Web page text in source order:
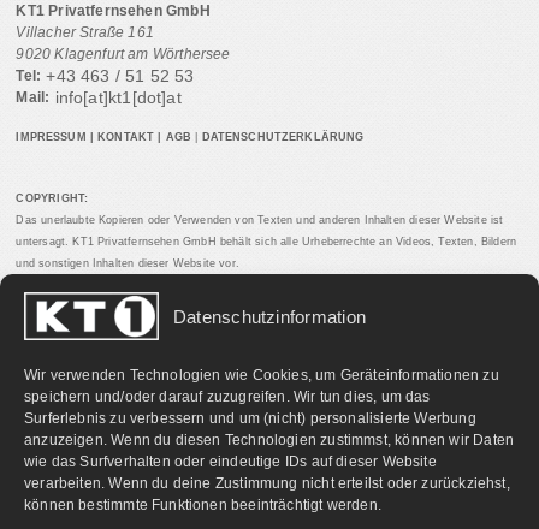
Datenschutzinformation
Wir verwenden Technologien wie Cookies, um Geräteinformationen zu
speichern und/oder darauf zuzugreifen. Wir tun dies, um das
Surferlebnis zu verbessern und um (nicht) personalisierte Werbung
anzuzeigen. Wenn du diesen Technologien zustimmst, können wir Daten
wie das Surfverhalten oder eindeutige IDs auf dieser Website
verarbeiten. Wenn du deine Zustimmung nicht erteilst oder zurückziehst,
können bestimmte Funktionen beeinträchtigt werden.
KT1 Privatfernsehen GmbH
Villacher Straße 161
9020 Klagenfurt am Wörthersee
Tel: +43 463 / 51 52 53
Mail: info[at]kt1[dot]at
IMPRESSUM KONTAKT AGB DATENSCHUTZERKLÄRUNG
COPYRIGHT:
Das unerlaubte Kopieren oder Verwenden von Texten und anderen Inhalten dieser Website ist
untersagt. KT1 Privatfernsehen GmbH behält sich alle Urheberrechte an Videos, Texten, Bildern
und sonstigen Inhalten dieser Website vor.
PARTNERLINKS: